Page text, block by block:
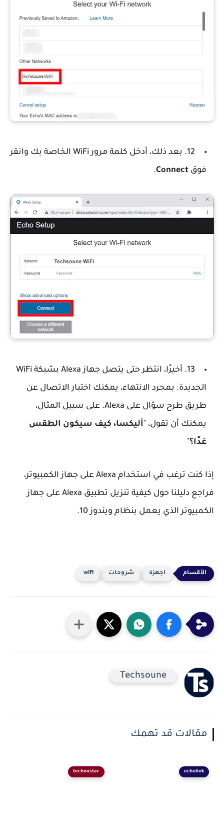
12. بعد ذلك، أدخل كلمة مرور WiFi الخاصة بك وانقر
فوق Connect
.
13. أخيرًا، انتظر حتى يتصل جهاز Alexa بشبكة WiFi
الجديدة. بمجرد الانتهاء، يمكنك اختبار الاتصال عن
طريق طرح سؤال على Alexa. على سبيل المثال،
يمكنك أن تقول، "أليكسا، كيف سيكون الطقس
غدًا؟"
إذا كنت ترغب في استخدام Alexa على جهاز الكمبيوتر،
فراجع دليلنا حول كيفية تنزيل تطبيق Alexa على جهاز
الكمبيوتر الذي يعمل بنظام ويندوز 10.
اجهزة شروحات wifi
Techsoune
مقالات قد تهمك
echolink
technostar